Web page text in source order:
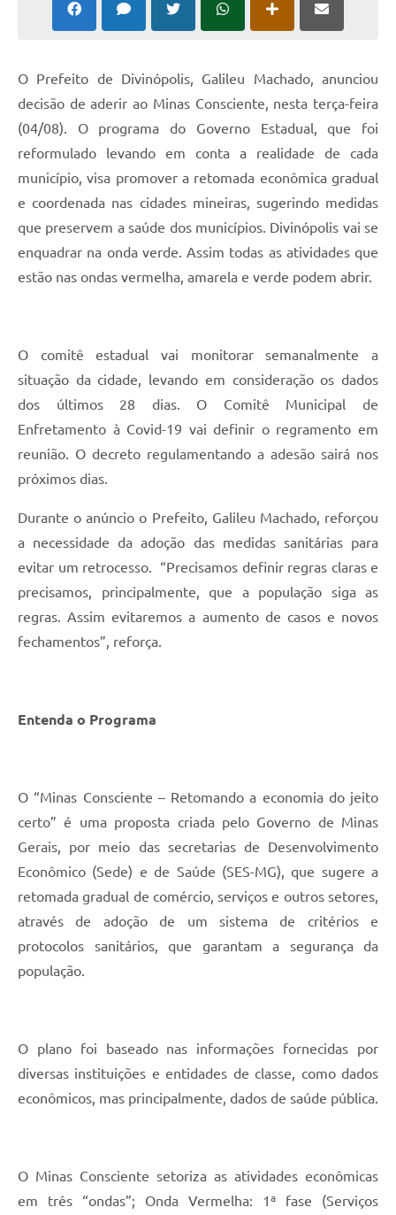
O Prefeito de Divinópolis, Galileu Machado, anunciou
decisão de aderir ao Minas Consciente, nesta terça-feira
(04/08). O programa do Governo Estadual, que foi
reformulado levando em conta a realidade de cada
município, visa promover a retomada econômica gradual
e coordenada nas cidades mineiras, sugerindo medidas
que preservem a saúde dos municípios. Divinópolis vai se
enquadrar na onda verde. Assim todas as atividades que
estão nas ondas vermelha, amarela e verde podem abrir.
O comitê estadual vai monitorar semanalmente a
situação da cidade, levando em consideração os dados
dos últimos 28 dias. O Comitê Municipal de
Enfretamento à Covid-19 vai definir o regramento em
reunião. O decreto regulamentando a adesão sairá nos
próximos dias.
Durante o anúncio o Prefeito, Galileu Machado, reforçou
a necessidade da adoção das medidas sanitárias para
evitar um retrocesso. “Precisamos definir regras claras e
precisamos, principalmente, que a população siga as
regras. Assim evitaremos a aumento de casos e novos
fechamentos”, reforça.
Entenda o Programa
O “Minas Consciente – Retomando a economia do jeito
certo” é uma proposta criada pelo Governo de Minas
Gerais, por meio das secretarias de Desenvolvimento
Econômico (Sede) e de Saúde (SES-MG), que sugere a
retomada gradual de comércio, serviços e outros setores,
através de adoção de um sistema de critérios e
protocolos sanitários, que garantam a segurança da
população.
O plano foi baseado nas informações fornecidas por
diversas instituições e entidades de classe, como dados
econômicos, mas principalmente, dados de saúde pública.
O Minas Consciente setoriza as atividades econômicas
em três “ondas”; Onda Vermelha: 1ª fase (Serviços